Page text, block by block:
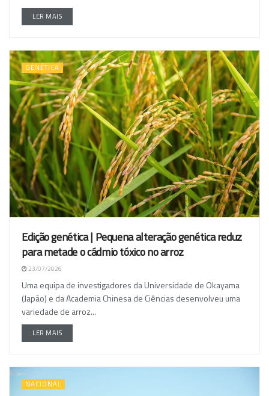
LER MAIS
GENÉTICA
Edição genética | Pequena alteração genética reduz
para metade o cádmio tóxico no arroz
23/07/2026
Uma equipa de investigadores da Universidade de Okayama
(Japão) e da Academia Chinesa de Ciências desenvolveu uma
variedade de arroz...
LER MAIS
NACIONAL